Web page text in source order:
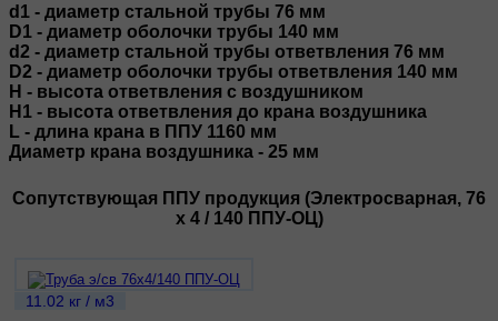
d1 - диаметр стальной трубы 76 мм
D1 - диаметр оболочки трубы 140 мм
d2 - диаметр стальной трубы ответвления 76 мм
D2 - диаметр оболочки трубы ответвления 140 мм
H - высота ответвления с воздушником
H1 - высота ответвления до крана воздушника
L - длина крана в ППУ 1160 мм
Диаметр крана воздушника - 25 мм
Сопутствующая ППУ продукция (Электросварная, 76
х 4 / 140 ППУ-ОЦ)
11.02 кг / м3